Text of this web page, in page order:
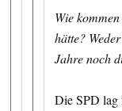
Wie
hätte?
Jahre noch
Die SPD lag